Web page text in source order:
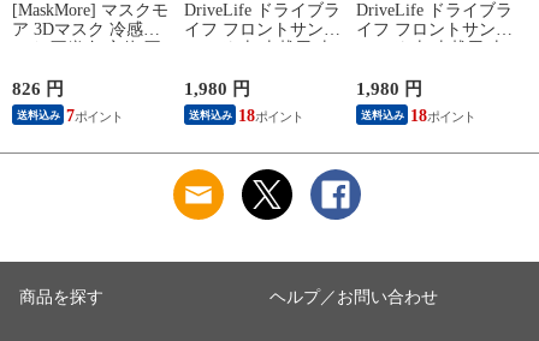
[MaskMore] マスクモ
ア 3Dマスク 冷感マ
ク 小顔マスク 丸顔
タイプ バイカラー
おしゃれ カラーマス
826 円
送料込み 7
DriveLife ドライブラ
イフ フロントサンシ
み 車用 ドライブラ
イフ V字タイプ SS02
L 1個入り
1,980 円
送料込み 18
DriveLife ドライブラ
イフ フロントサンシ
み 車用 ドライブラ
イフ V字タイプ SS02
M 1個入り
1,980 円
送料込み 18
商品を探す ヘルプ／お問い合わせ